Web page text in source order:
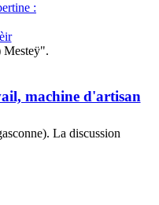
:
Mesteÿ".
machine d'artisan
La discussion